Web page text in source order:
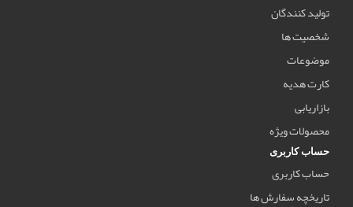
تولید کنندگان
شخصیت ها
موضوعات
کارت هدیه
بازاریابی
محصولات ویژه
حساب کاربری
حساب کاربری
تاریخچه سفارش ها